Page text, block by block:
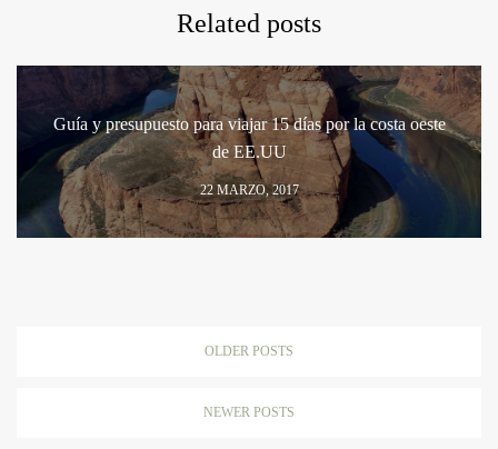
Related posts
Guía y presupuesto para viajar 15 días por la costa oeste
de EE.UU
22 MARZO, 2017
OLDER POSTS
NEWER POSTS